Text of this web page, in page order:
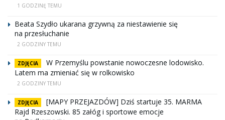
1 GODZINĘ TEMU
Beata Szydło ukarana grzywną za niestawienie się
na przesłuchanie
2 GODZINY TEMU
ZDJĘCIA
W Przemyślu powstanie nowoczesne lodowisko.
Latem ma zmieniać się w rolkowisko
2 GODZINY TEMU
ZDJĘCIA
[MAPY PRZEJAZDÓW] Dziś startuje 35. MARMA
Rajd Rzeszowski. 85 załóg i sportowe emocje